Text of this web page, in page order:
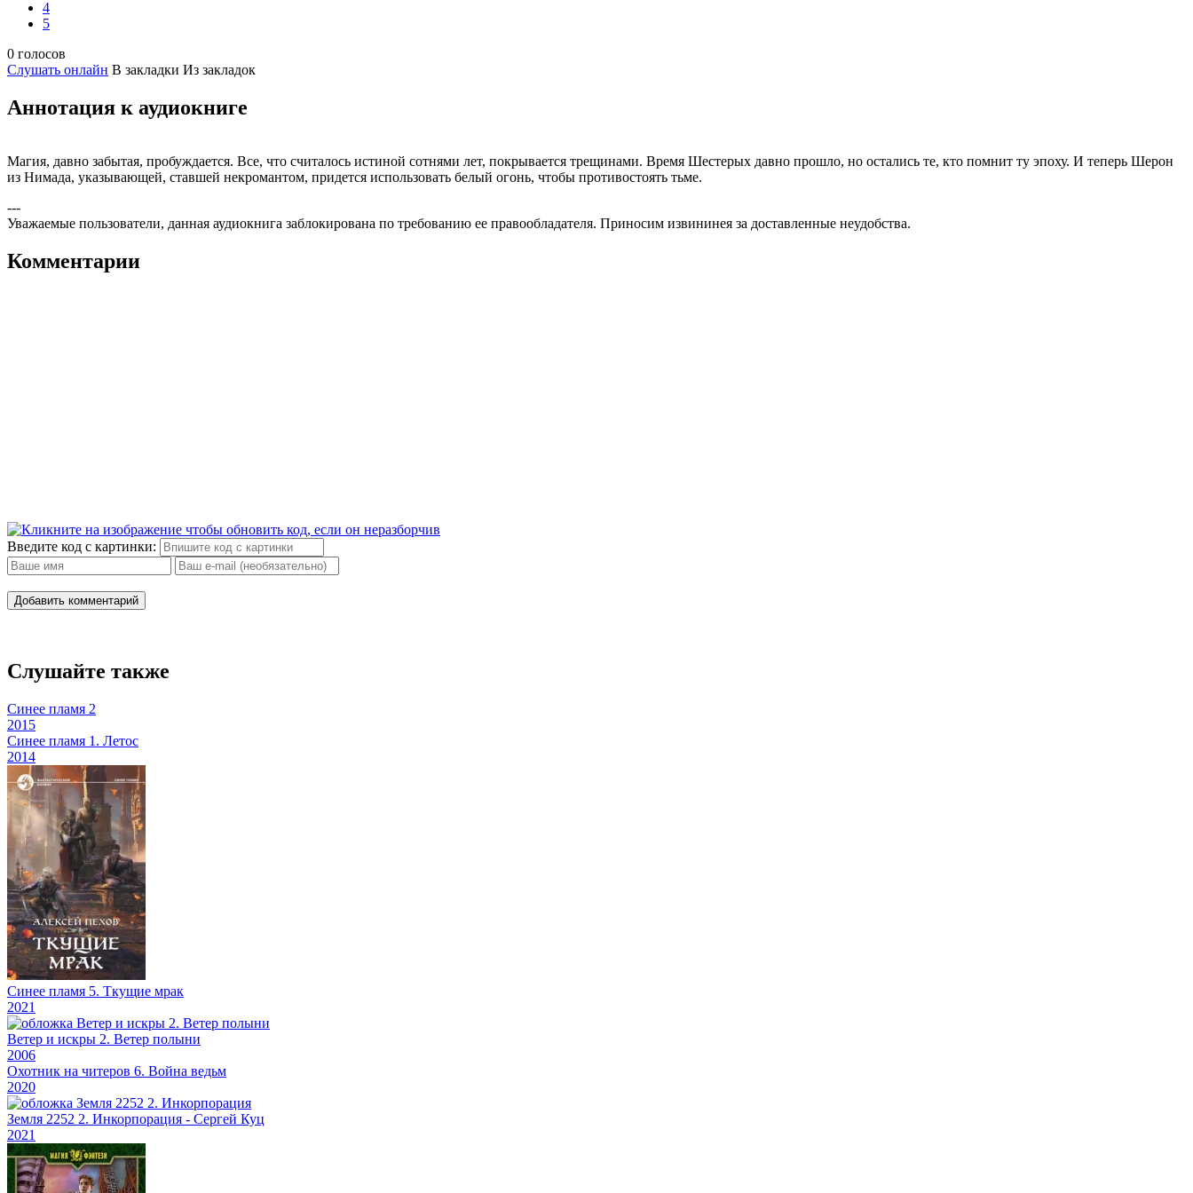
4
5
0 голосов
Слушать онлайн В закладки Из закладок
Аннотация к аудиокниге
Магия, давно забытая, пробуждается. Все, что считалось истиной сотнями лет, покрывается трещинами. Время Шестерых давно прошло, но остались те, кто помнит ту эпоху. И теперь Шерон
из Нимада, указывающей, ставшей некромантом, придется использовать белый огонь, чтобы противостоять тьме.
---
Уважаемые пользователи, данная аудиокнига заблокирована по требованию ее правообладателя. Приносим извининея за доставленные неудобства.
Комментарии
Введите код с картинки:
Добавить комментарий
Слушайте также
Синее пламя 2
2015
Синее пламя 1. Летос
2014
Синее пламя 5. Ткущие мрак
2021
Ветер и искры 2. Ветер полыни
2006
Охотник на читеров 6. Война ведьм
2020
Земля 2252 2. Инкорпорация - Сергей Куц
2021